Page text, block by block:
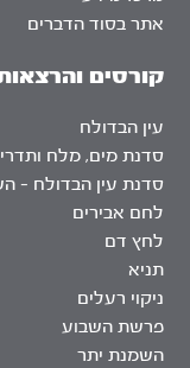
אתר בסוד הדברים
קורסים
עין הבדולח
סדנת מים, מלח
סדנת עין הבדולח –
לחם אבירים
לחץ דם
תניא
ניקוי רעלים
פרשת השבוע
השמנת יתר